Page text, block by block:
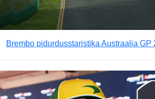
Brembo pidurdusstaristika Austraalia GP